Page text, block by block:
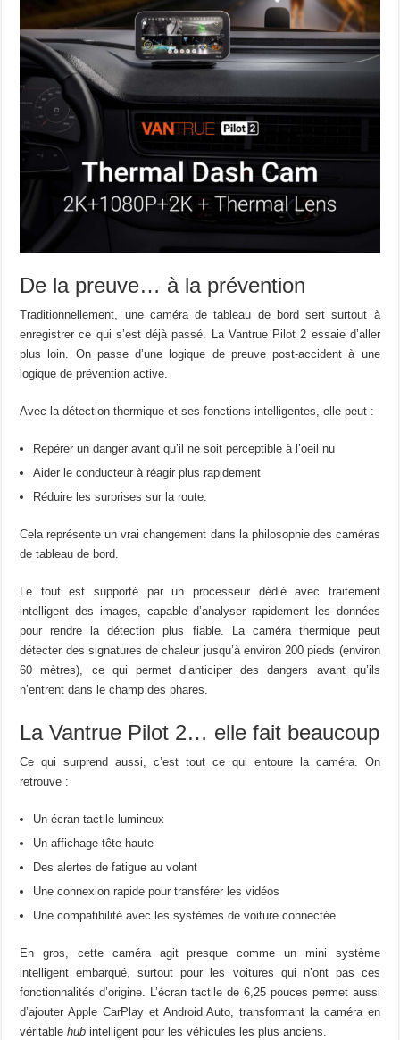
De la preuve… à la prévention
Traditionnellement, une caméra de tableau de bord sert surtout à
enregistrer ce qui s’est déjà passé. La Vantrue Pilot 2 essaie d’aller
plus loin. On passe d’une logique de preuve post-accident à une
logique de prévention active.
Avec la détection thermique et ses fonctions intelligentes, elle peut :
Repérer un danger avant qu’il ne soit perceptible à l’oeil nu
Aider le conducteur à réagir plus rapidement
Réduire les surprises sur la route.
Cela représente un vrai changement dans la philosophie des caméras
de tableau de bord.
Le tout est supporté par un processeur dédié avec traitement
intelligent des images, capable d’analyser rapidement les données
pour rendre la détection plus fiable. La caméra thermique peut
détecter des signatures de chaleur jusqu’à environ 200 pieds (environ
60 mètres), ce qui permet d’anticiper des dangers avant qu’ils
n’entrent dans le champ des phares.
La Vantrue Pilot 2… elle fait beaucoup
Ce qui surprend aussi, c’est tout ce qui entoure la caméra. On
retrouve :
Un écran tactile lumineux
Un affichage tête haute
Des alertes de fatigue au volant
Une connexion rapide pour transférer les vidéos
Une compatibilité avec les systèmes de voiture connectée
En gros, cette caméra agit presque comme un mini système
intelligent embarqué, surtout pour les voitures qui n’ont pas ces
fonctionnalités d’origine. L’écran tactile de 6,25 pouces permet aussi
d’ajouter Apple CarPlay et Android Auto, transformant la caméra en
véritablehub intelligent pour les véhicules les plus anciens.